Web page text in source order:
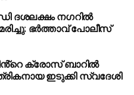
ദശലക്ഷം നഗറിൽ
മരിച്ചു: ഭർത്താവ് പോലീസ്
ക്രോസ് ബാറില്‍
ഇടുക്കി സ്വദേശി